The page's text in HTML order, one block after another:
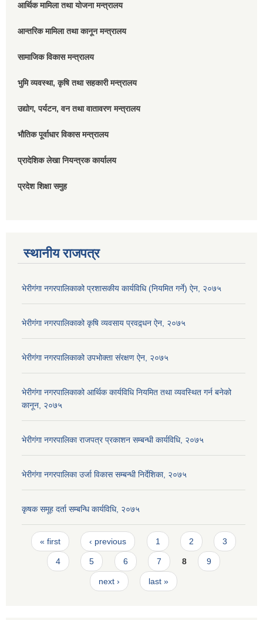
आर्थिक मामिला तथा योजना मन्त्रालय
आन्तरिक मामिला तथा कानून मन्त्रालय
सामाजिक विकास मन्त्रालय
भुमि व्यवस्था, कृषि तथा सहकारी मन्त्रालय
उद्योग, पर्यटन, वन तथा वातावरण मन्त्रालय
भौतिक पूर्वाधार विकास मन्त्रालय
प्रादेशिक लेखा नियन्त्रक कार्यालय
प्रदेश शिक्षा समुह
स्थानीय राजपत्र
भेरीगंगा नगरपालिकाको प्रशासकीय कार्यविधि (नियमित गर्ने) ऐन, २०७५
भेरीगंगा नगरपालिकाको कृषि व्यवसाय प्रवद्र्धन ऐन, २०७५
भेरीगंगा नगरपालिकाको उपभोक्ता संंरक्षण ऐन, २०७५
भेरीगंगा नगरपालिकाको आर्थिक कार्यविधि नियमित तथा व्यवस्थित गर्न बनेको
कानून, २०७५
भेरीगंगा नगरपालिका राजपत्र प्रकाशन सम्बन्धी कार्यविधि, २०७५
भेरीगंगा नगरपालिका उर्जा विकास सम्बन्धी निर्देशिका, २०७५
कृषक समूह दर्ता सम्बन्धि कार्यविधि, २०७५
Pages
« first ‹ previous 1 2 3
4 5 6 7 8 9
next › last »